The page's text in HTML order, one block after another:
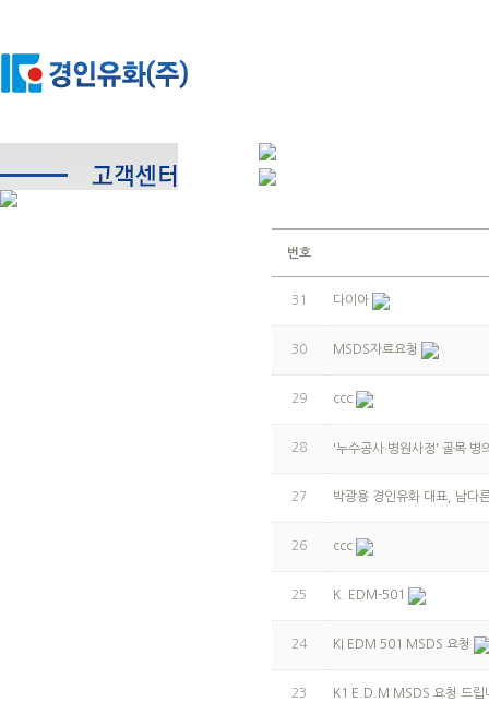
번호
31 다이아
30 MSDS자료요청
29 ccc
28 '누수공사·병원사정' 골목
27 박광용 경인유화 대표, 남다
26 ccc
25 K. EDM-501
24 KI EDM 501 MSDS 요청
23 K1 E.D.M MSDS 요청 드립